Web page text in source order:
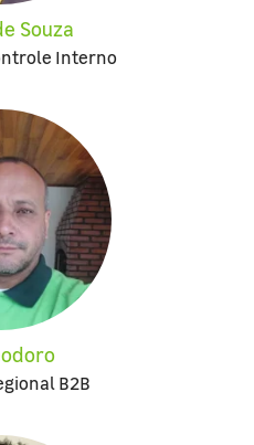
Souza
Interno
B2B